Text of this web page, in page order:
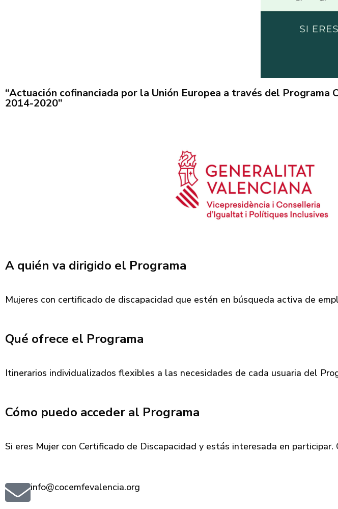
“Actuación cofinanciada por la Unión Europea a través del
2014-2020”
A quién va dirigido el Programa
Mujeres con certificado de discapacidad que estén en búsqueda activa de
Qué ofrece el Programa
Itinerarios individualizados flexibles a las necesidades de cada usuaria del
Cómo puedo acceder al Programa
Si eres Mujer con Certificado de Discapacidad y estás interesada en
info@cocemfevalencia.org